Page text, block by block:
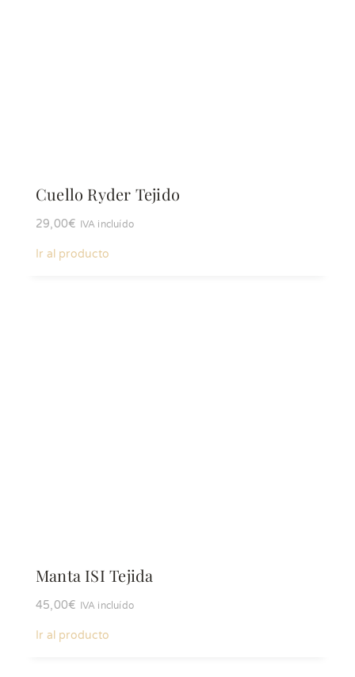
Cuello Ryder Tejido
29,00€ IVA incluído
Ir al producto
Manta ISI Tejida
45,00€ IVA incluído
Ir al producto